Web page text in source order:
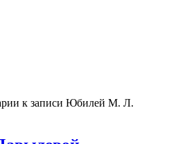
к записи Юбилей М. Л.